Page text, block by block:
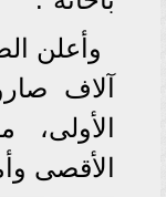
آلاف
الأقصى